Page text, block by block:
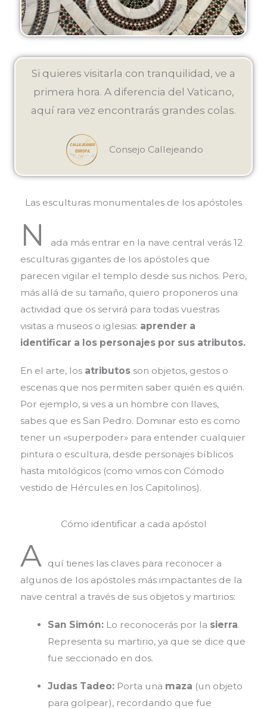
Si quieres visitarla con tranquilidad, ve a
primera hora. A diferencia del Vaticano,
aquí rara vez encontrarás grandes colas.
Consejo Callejeando
Las esculturas monumentales de los apóstoles
N
ada más entrar en la nave central verás 12
esculturas gigantes de los apóstoles que
parecen vigilar el templo desde sus nichos. Pero,
más allá de su tamaño, quiero proponeros una
actividad que os servirá para todas vuestras
visitas a museos o iglesias: aprender a
identificar a los personajes por sus atributos.
En el arte, los atributosson objetos, gestos o
escenas que nos permiten saber quién es quién.
Por ejemplo, si ves a un hombre con llaves,
sabes que es San Pedro. Dominar esto es como
tener un «superpoder» para entender cualquier
pintura o escultura, desde personajes bíblicos
hasta mitológicos (como vimos con Cómodo
vestido de Hércules en los Capitolinos).
Cómo identificar a cada apóstol
A quí tienes las claves para reconocer a
algunos de los apóstoles más impactantes de la
nave central a través de sus objetos y martirios:
San Simón: Lo reconocerás por la sierra.
Representa su martirio, ya que se dice que
fue seccionado en dos.
Judas Tadeo: Porta una maza (un objeto
para golpear), recordando que fue